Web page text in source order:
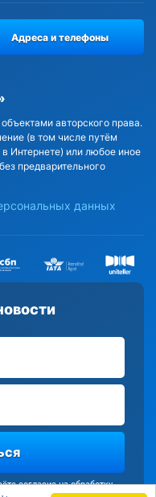
согласие на обработку
авторского права.
(в том числе путём
Интернете) или любое иное
предварительного
данных
Адреса и телефоны